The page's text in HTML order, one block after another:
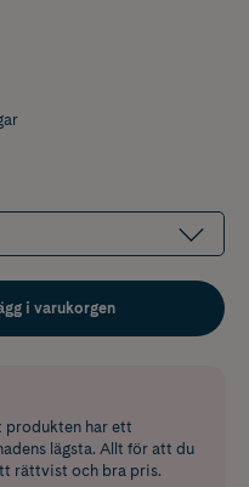
i varukorgen
produkten har ett
lägsta. Allt för att du
rättvist och bra pris.